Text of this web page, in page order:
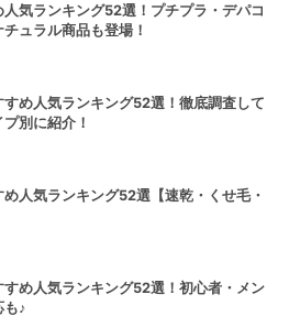
気ランキング52選！プチプラ・デパコ
ュラル商品も登場！
すめ人気ランキング52選！徹底調査して
別に紹介！
め人気ランキング52選【速乾・くせ毛・
め人気ランキング52選！初心者・メン
も♪